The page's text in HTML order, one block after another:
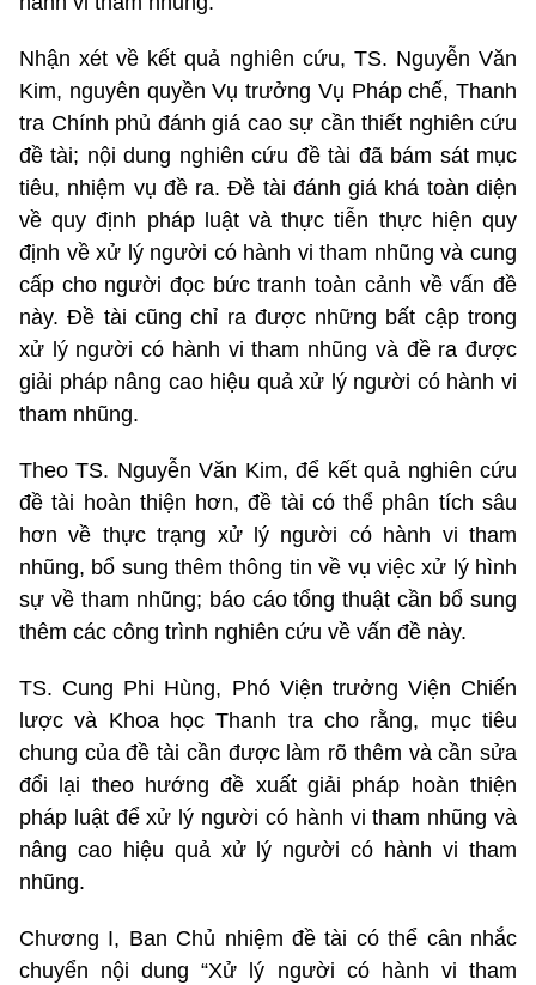
Nhận xét về kết quả nghiên cứu, TS. Nguyễn Văn
Kim, nguyên quyền Vụ trưởng Vụ Pháp chế, Thanh
tra Chính phủ đánh giá cao sự cần thiết nghiên cứu
đề tài; nội dung nghiên cứu đề tài đã bám sát mục
tiêu, nhiệm vụ đề ra. Đề tài đánh giá khá toàn diện
về quy định pháp luật và thực tiễn thực hiện quy
định về xử lý người có hành vi tham nhũng và cung
cấp cho người đọc bức tranh toàn cảnh về vấn đề
này. Đề tài cũng chỉ ra được những bất cập trong
xử lý người có hành vi tham nhũng và đề ra được
giải pháp nâng cao hiệu quả xử lý người có hành vi
tham nhũng.
Theo TS. Nguyễn Văn Kim, để kết quả nghiên cứu
đề tài hoàn thiện hơn, đề tài có thể phân tích sâu
hơn về thực trạng xử lý người có hành vi tham
nhũng, bổ sung thêm thông tin về vụ việc xử lý hình
sự về tham nhũng; báo cáo tổng thuật cần bổ sung
thêm các công trình nghiên cứu về vấn đề này.
TS. Cung Phi Hùng, Phó Viện trưởng Viện Chiến
lược và Khoa học Thanh tra cho rằng, mục tiêu
chung của đề tài cần được làm rõ thêm và cần sửa
đổi lại theo hướng đề xuất giải pháp hoàn thiện
pháp luật để xử lý người có hành vi tham nhũng và
nâng cao hiệu quả xử lý người có hành vi tham
nhũng.
Chương I, Ban Chủ nhiệm đề tài có thể cân nhắc
chuyển nội dung “Xử lý người có hành vi tham